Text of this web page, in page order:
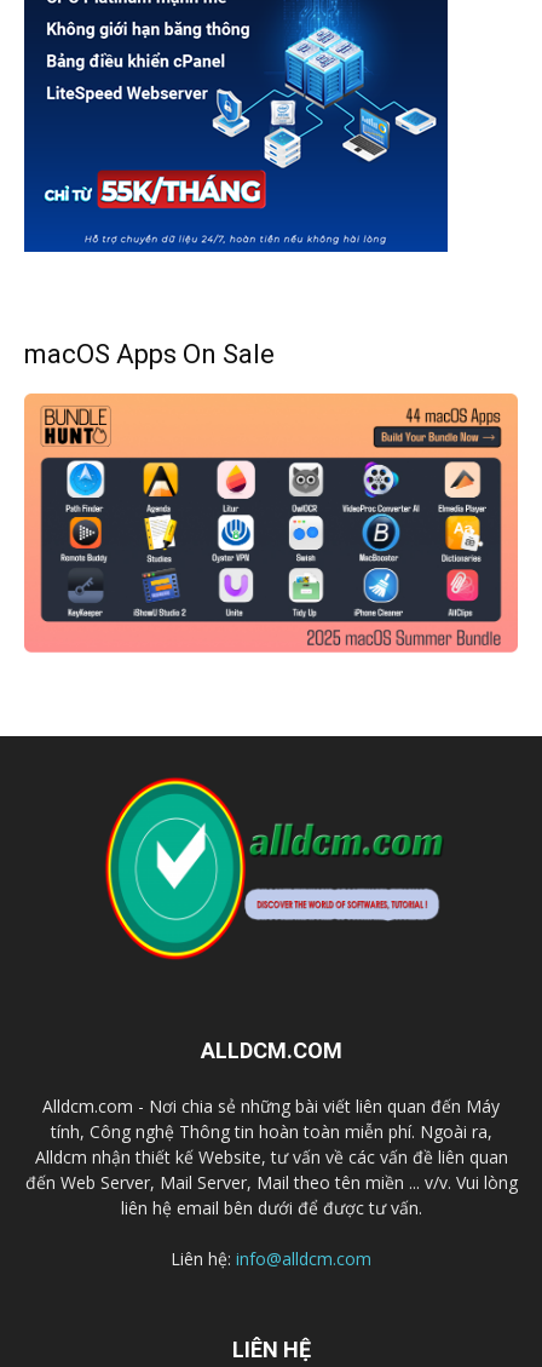
macOS Apps On Sale
ALLDCM.COM
Alldcm.com - Nơi chia sẻ những bài viết liên quan đến Máy
tính, Công nghệ Thông tin hoàn toàn miễn phí. Ngoài ra,
Alldcm nhận thiết kế Website, tư vấn về các vấn đề liên quan
đến Web Server, Mail Server, Mail theo tên miền ... v/v. Vui lòng
liên hệ email bên dưới để được tư vấn.
Liên hệ: info@alldcm.com
LIÊN HỆ